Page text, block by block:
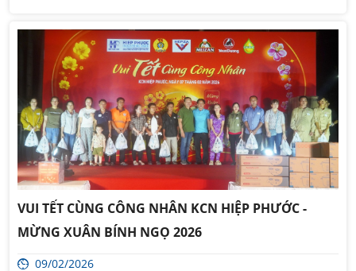
VUI TẾT CÙNG CÔNG NHÂN KCN HIỆP PHƯỚC -
MỪNG XUÂN BÍNH NGỌ 2026
09/02/2026